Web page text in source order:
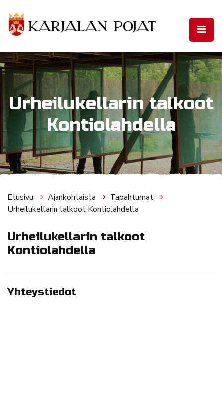
Urheilukellarin talkoot
Kontiolahdella
Etusivu Ajankohtaista
Tapahtumat
Urheilukellarin talkoot Kontiolahdella
Urheilukellarin talkoot
Kontiolahdella
Yhteystiedot